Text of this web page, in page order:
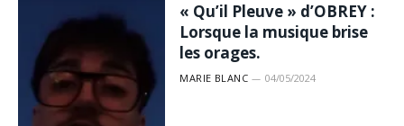
« Qu’il Pleuve » d’OBREY :
Lorsque la musique brise
les orages.
MARIE BLANC 04/05/2024